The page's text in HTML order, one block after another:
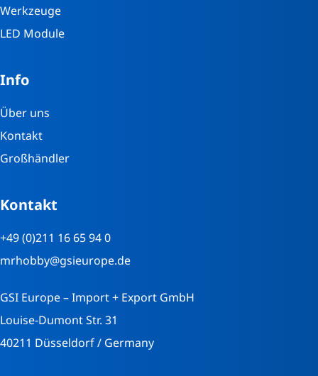
Werkzeuge
LED Module
Info
Über uns
Kontakt
Großhändler
Kontakt
+49 (0)211 16 65 94 0
mrhobby@gsieurope.de
GSI Europe – Import + Export GmbH
Louise-Dumont Str. 31
40211 Düsseldorf / Germany